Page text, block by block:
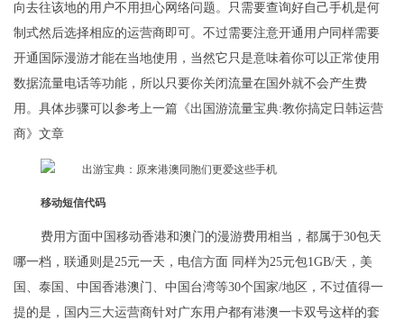
向去往该地的用户不用担心网络问题。只需要查询好自己手机是何
制式然后选择相应的运营商即可。不过需要注意开通用户同样需要
开通国际漫游才能在当地使用，当然它只是意味着你可以正常使用
数据流量电话等功能，所以只要你关闭流量在国外就不会产生费
用。具体步骤可以参考上一篇《出国游流量宝典:教你搞定日韩运营
商》文章
移动短信代码
费用方面中国移动香港和澳门的漫游费用相当，都属于30包天
哪一档，联通则是25元一天，电信方面 同样为25元包1GB/天，美
国、泰国、中国香港澳门、中国台湾等30个国家/地区，不过值得一
提的是，国内三大运营商针对广东用户都有港澳一卡双号这样的套